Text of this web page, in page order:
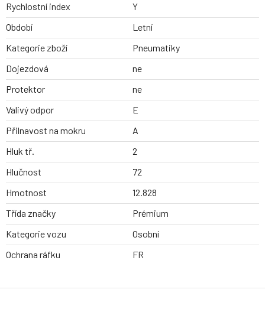
Rychlostní index
Y
Období
Letní
Kategorie zboží
Pneumatiky
Dojezdová
ne
Protektor
ne
Valivý odpor
E
Přilnavost na mokru
A
Hluk tř.
2
Hlučnost
72
Hmotnost
12.828
Třída značky
Prémium
Kategorie vozu
Osobní
Ochrana ráfku
FR